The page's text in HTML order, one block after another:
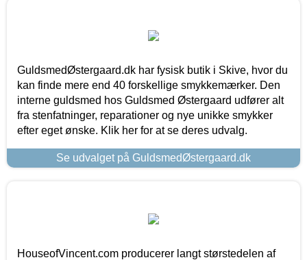
GuldsmedØstergaard.dk har fysisk butik i Skive, hvor du
kan finde mere end 40 forskellige smykkemærker. Den
interne guldsmed hos Guldsmed Østergaard udfører alt
fra stenfatninger, reparationer og nye unikke smykker
efter eget ønske. Klik her for at se deres udvalg.
Se udvalget på GuldsmedØstergaard.dk
HouseofVincent.com producerer langt størstedelen af